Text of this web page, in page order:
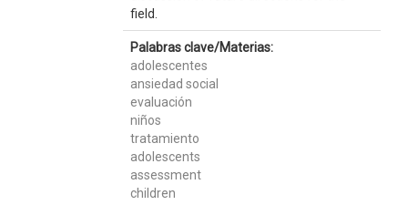
field.
Palabras clave/Materias:
adolescentes
ansiedad social
evaluación
niños
tratamiento
adolescents
assessment
children